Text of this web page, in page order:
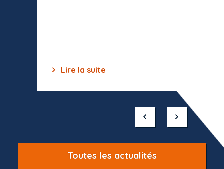
Lire la suite
Toutes les actualités